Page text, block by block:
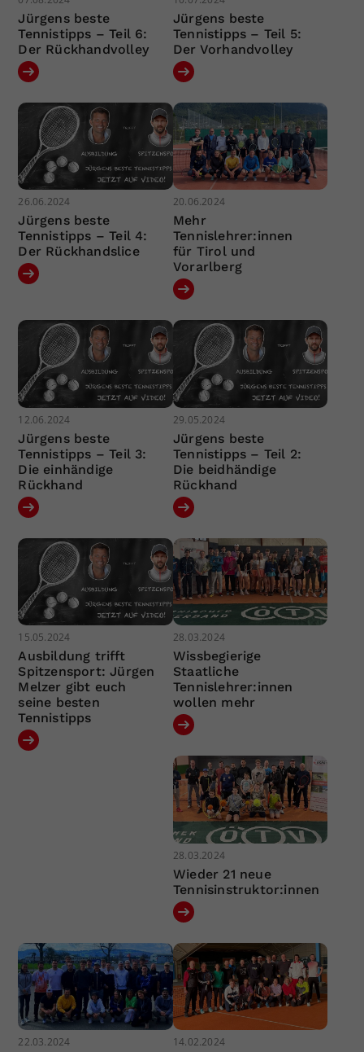
Jürgens beste
Tennistipps – Teil 6:
Der Rückhandvolley
Jürgens beste
Tennistipps – Teil 5:
Der Vorhandvolley
26.06.2024
Jürgens beste
Tennistipps – Teil 4:
Der Rückhandslice
20.06.2024
Mehr
Tennislehrer:innen
für Tirol und
Vorarlberg
12.06.2024
Jürgens beste
Tennistipps – Teil 3:
Die einhändige
Rückhand
29.05.2024
Jürgens beste
Tennistipps – Teil 2:
Die beidhändige
Rückhand
15.05.2024
Ausbildung trifft
Spitzensport: Jürgen
Melzer gibt euch
seine besten
Tennistipps
28.03.2024
Wissbegierige
Staatliche
Tennislehrer:innen
wollen mehr
28.03.2024
Wieder 21 neue
Tennisinstruktor:innen
22.03.2024 14.02.2024